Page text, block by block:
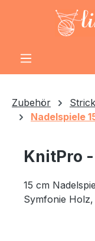
Zum Hauptinhalt
Zubehör
Nadelspiele
KnitPro
15 cm
Symfonie